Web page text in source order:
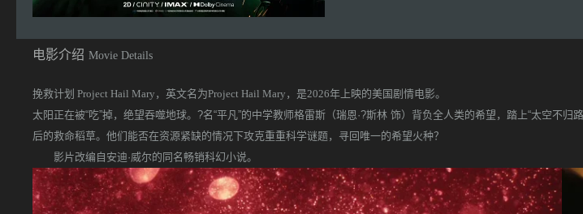
电影介绍 Movie Details
挽救计划 Project Hail Mary，英文名为Project Hail Mary，是2026年上映的美国剧情电影。
太阳正在被“吃”掉，绝望吞噬地球。?名“平凡”的中学教师格雷斯（瑞恩·?斯林 饰）背负全人类的希望，踏上“太空不
后的救命稻草。他们能否在资源紧缺的情况下攻克重重科学谜题，寻回唯一的希望火种？
影片改编自安迪·威尔的同名畅销科幻小说。